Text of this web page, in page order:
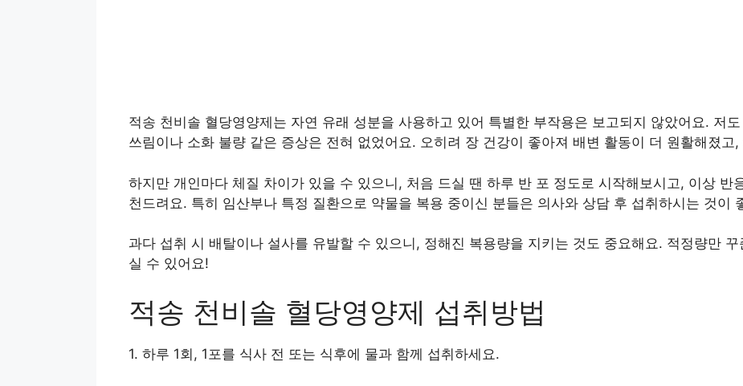
적송 천비솔 혈당영양제는 자연 유래 성분을 사용하고 있어 특별한 부작용은 보고되지 않았어요. 저
쓰림이나 소화 불량 같은 증상은 전혀 없었어요. 오히려 장 건강이 좋아져 배변 활동이 더 원활해졌고
하지만 개인마다 체질 차이가 있을 수 있으니, 처음 드실 땐 하루 반 포 정도로 시작해보시고, 이상 반
천드려요. 특히 임산부나 특정 질환으로 약물을 복용 중이신 분들은 의사와 상담 후 섭취하시는 것이
과다 섭취 시 배탈이나 설사를 유발할 수 있으니, 정해진 복용량을 지키는 것도 중요해요. 적정량만
실 수 있어요!
적송 천비솔 혈당영양제 섭취방법
1. 하루 1회, 1포를 식사 전 또는 식후에 물과 함께 섭취하세요.